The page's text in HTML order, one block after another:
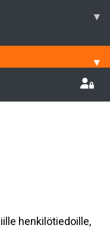
▾
▾
henkilötiedoille,